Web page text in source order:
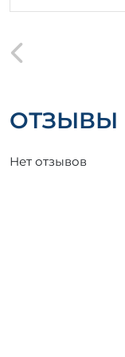
ОТЗЫВЫ
Нет отзывов